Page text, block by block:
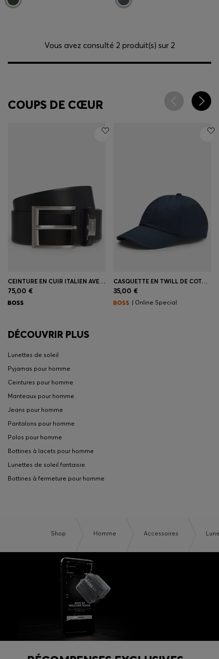
Vous avez consulté 2 produit(s) sur 2
COUPS DE CŒUR
CEINTURE EN CUIR ITALIEN AVEC PASSANT LOGOTÉ ET DÉTAIL MÉTALLIQUE BROSSÉ
75,00 €
CASQUETTE EN TWILL DE COTON AVEC PATCH LOGO
35,00 €
| Online Special
DÉCOUVRIR PLUS
Lunettes de soleil
Pyjamas pour homme
Ceintures pour homme
Manteaux pour homme
Jeans pour homme
Pantalons pour homme
Polos pour homme
Bottines à lacets pour homme
Lunettes de soleil fantaisie
Bottines à fermeture pour homme
Shop Homme Accessoires